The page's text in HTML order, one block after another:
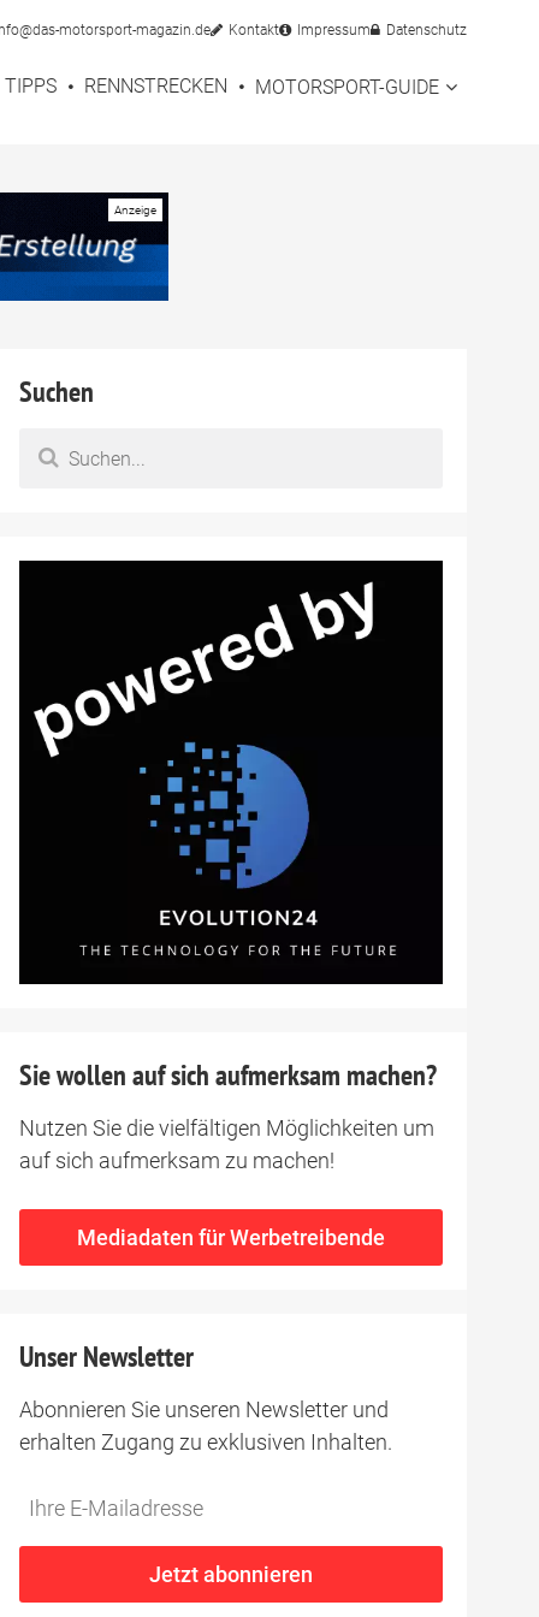
motorsport-magazin.de Kontakt Impressum Datenschutz
TIPPS RENNSTRECKEN MOTORSPORT-GUIDE
– so
Suchen
Sie wollen auf sich aufmerksam machen?
Nutzen Sie die vielfältigen Möglichkeiten um
auf sich aufmerksam zu machen!
Mediadaten für Werbetreibende
Unser Newsletter
Abonnieren Sie unseren Newsletter und
erhalten Zugang zu exklusiven Inhalten.
Do
this
*Ihre
Jetzt abonnieren